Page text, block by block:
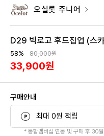
오실롯 주니어
D29 빅로고 후드집업 (스
58% 80,000원
33,900원
구매안내
최대 0원 적립
* 통합멤버십 연동 및 구매 후 30